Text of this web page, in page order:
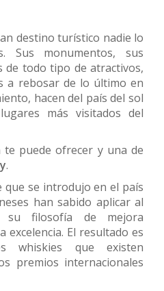
destino turístico nadie lo
Sus monumentos, sus
de todo tipo de atractivos,
a rebosar de lo último en
hacen del país del sol
más visitados del
te puede ofrecer y una de
.
que se introdujo en el país
han sabido aplicar al
su filosofía de mejora
El resultado es
whiskies que existen
premios internacionales